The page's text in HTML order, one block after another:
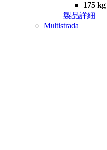
175 kg
製品詳細
Multistrada